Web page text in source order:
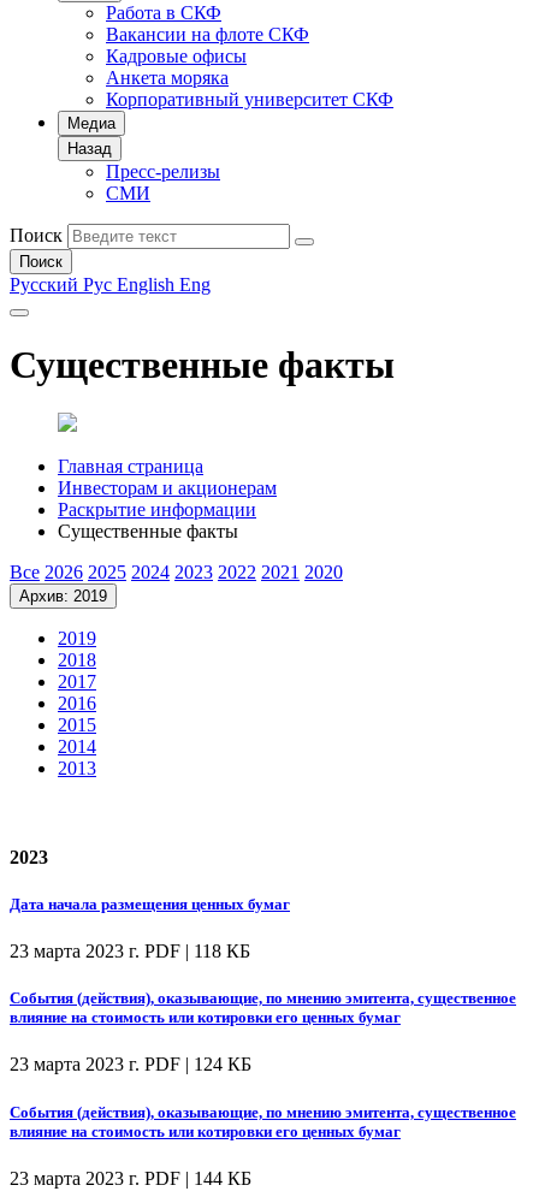
Работа в СКФ
Вакансии на флоте СКФ
Кадровые офисы
Анкета моряка
Корпоративный университет СКФ
Медиа
Назад
Пресс-релизы
СМИ
Поиск
Поиск
Русский Рус English Eng
Существенные факты
Главная страница
Инвесторам и акционерам
Раскрытие информации
Существенные факты
Все 2026 2025 2024 2023 2022 2021 2020
Архив: 2019
2019
2018
2017
2016
2015
2014
2013
2023
Дата начала размещения ценных бумаг
23 марта 2023 г. PDF | 118 КБ
События (действия), оказывающие, по мнению эмитента, существенное
влияние на стоимость или котировки его ценных бумаг
23 марта 2023 г. PDF | 124 КБ
События (действия), оказывающие, по мнению эмитента, существенное
влияние на стоимость или котировки его ценных бумаг
23 марта 2023 г. PDF | 144 КБ